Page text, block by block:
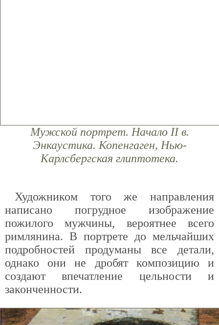
Мужской портрет. Начало II в.
Энкаустика. Копенгаген, Нью-
Карлсбергская глиптотека.
Художником того же направления
написано погрудное изображение
пожилого мужчины, вероятнее всего
римлянина. В портрете до мельчайших
подробностей продуманы все детали,
однако они не дробят композицию и
создают впечатление цельности и
законченности.